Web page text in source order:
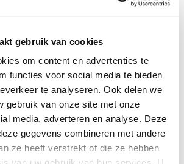
gebruik van cookies
om content en advertenties te
functies voor social media te bieden
te analyseren. Ook delen we
gebruik van onze site met onze
media, adverteren en analyse. Deze
gegevens combineren met andere
ze heeft verstrekt of die ze hebben
Haarlem in de oorlog
honderd bijzondere zwart-wit foto’s over
Wereldoorlog. De foto’s geven vooral
oorlogsjaar en de bevrijding van
Ton van Beelen, bestuurslid van de
samen.